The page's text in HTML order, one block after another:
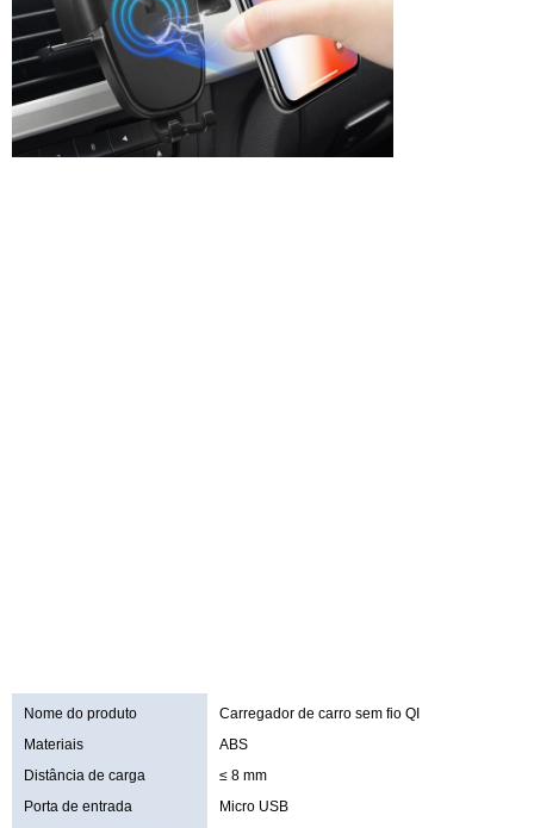
Nome do produto
Carregador de carro sem fio QI
Materiais
ABS
Distância de carga
≤ 8 mm
Porta de entrada
Micro USB